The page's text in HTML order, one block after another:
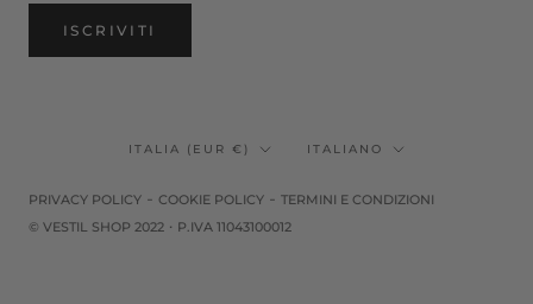
ISCRIVITI
Paese/Area
ITALIA (EUR €) Lingua
ITALIANO
PRIVACY POLICY - COOKIE POLICY - TERMINI E CONDIZIONI
© VESTIL SHOP 2022 · P.IVA 11043100012